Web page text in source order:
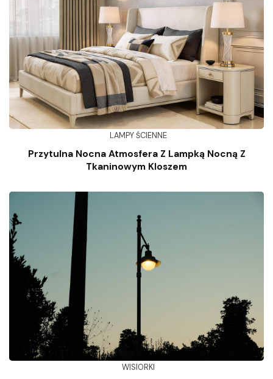
LAMPY ŚCIENNE
Przytulna Nocna Atmosfera Z Lampką Nocną Z
Tkaninowym Kloszem
WISIORKI